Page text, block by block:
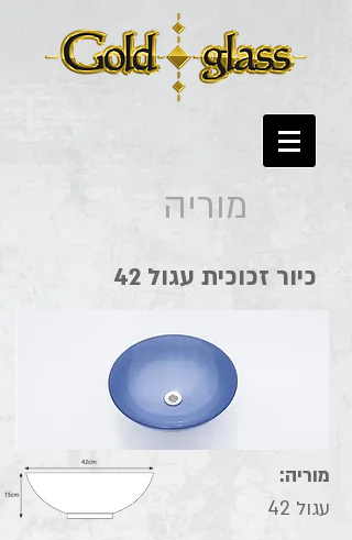
מוריה:
עגול 42
מוריה
כיור זכוכית עגול 42